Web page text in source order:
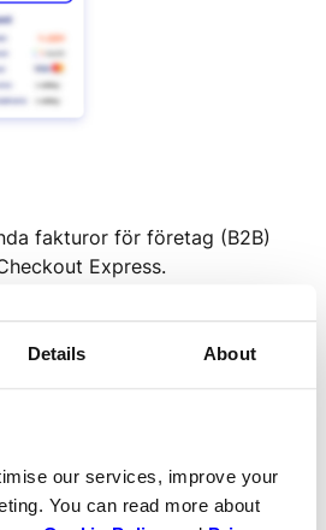
Details About
our services, improve your
You can read more about
fakturor för företag (B2B)
Express.
har skäl till att vilja samla in
i en separat form